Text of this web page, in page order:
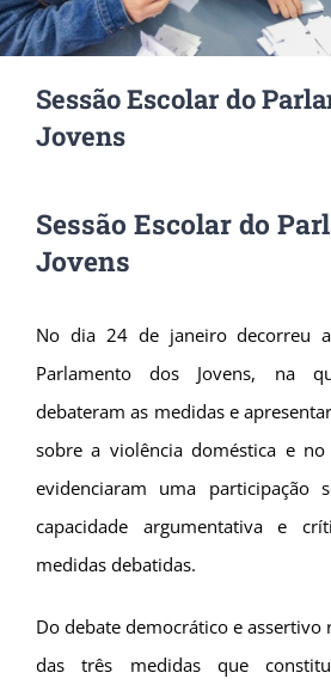
Sessão Escolar do
Jovens
Sessão Escolar do
Jovens
No dia 24 de janeiro decorreu
Parlamento dos Jovens, na
debateram as medidas e
sobre a violência doméstica e
evidenciaram uma participação
capacidade argumentativa e
medidas debatidas.
Do debate democrático e assertivo
das três medidas que